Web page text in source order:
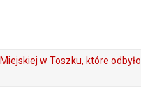
w Toszku, które odbyło